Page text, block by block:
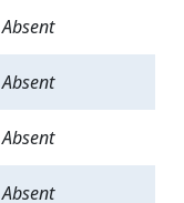
Absent
Absent
Absent
Absent